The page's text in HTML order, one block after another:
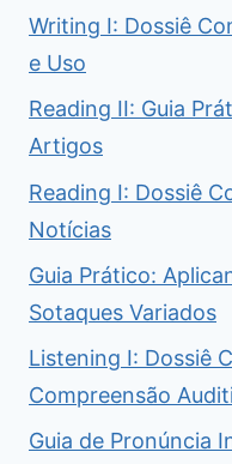
Writing I: Dossiê
e Uso
Reading II: Guia
Artigos
Reading I: Dossiê
Notícias
Guia Prático:
Sotaques Variados
Listening I: Dossiê
Compreensão
Guia de Pronúncia